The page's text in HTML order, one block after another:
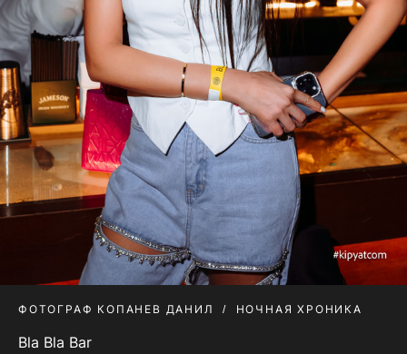
ФОТОГРАФ КОПАНЕВ ДАНИЛ НОЧНАЯ ХРОНИКА
Bla Bla Bar